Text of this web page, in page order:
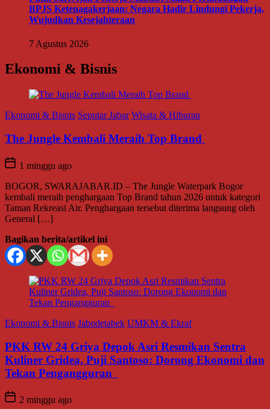
BPJS Ketenagakerjaan: Negara Hadir Lindungi Pekerja,
Wujudkan Kesejahteraan
7 Agustus 2026
Ekonomi & Bisnis
Ekonomi & Bisnis Seputar Jabar Wisata & Hiburan
The Jungle Kembali Meraih Top Brand
1 minggu ago
BOGOR, SWARAJABAR.ID – The Jungle Waterpark Bogor
kembali meraih penghargaan Top Brand tahun 2026 untuk kategori
Taman Rekreasi Air. Penghargaan tersebut diterima langsung oleh
General […]
Bagikan berita/artikel ini
Ekonomi & Bisnis Jabodetabek UMKM & Ekraf
PKK RW 24 Griya Depok Asri Resmikan Sentra
Kuliner Gridea, Puji Santoso: Dorong Ekonomi dan
Tekan Pengangguran
2 minggu ago